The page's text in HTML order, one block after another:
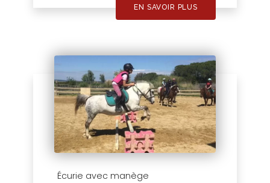
EN SAVOIR PLUS
Écurie avec manège